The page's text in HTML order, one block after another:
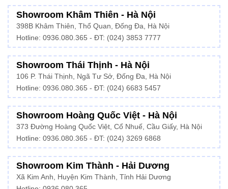
Showroom Khâm Thiên - Hà Nội
398B Khâm Thiên, Thổ Quan, Đống Đa, Hà Nội
Hotline: 0936.080.365 - ĐT: (024) 3853 7777
Showroom Thái Thịnh - Hà Nội
106 P. Thái Thịnh, Ngã Tư Sở, Đống Đa, Hà Nội
Hotline: 0936.080.365 - ĐT: (024) 6683 5457
Showroom Hoàng Quốc Việt - Hà Nội
373 Đường Hoàng Quốc Việt, Cổ Nhuế, Cầu Giấy, Hà Nội
Hotline: 0936.080.365 - ĐT: (024) 3269 6868
Showroom Kim Thành - Hải Dương
Xã Kim Anh, Huyện Kim Thành, Tỉnh Hải Dương